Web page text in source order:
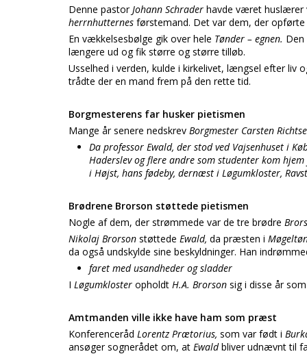
Denne pastorJohann Schrader havde været
herrnhutternes førstemand. Det var dem, der
En vækkelsesbølge gik over hele Tønder – egnen.
længere ud og fik større og større tilløb.
Usselhed i verden, kulde i kirkelivet, længsel efter liv
trådte der en mand frem på den rette tid.
Borgmesterens far husker pietismen
Mange år senere nedskrev Borgmester Carsten
Da professor Ewald, der stod ved Vajsenhuset i
Haderslev og flere andre som studenter kom
i Højst, hans fødeby, dernæst i Løgumkloster,
Brødrene Brorson støttede pietismen
Nogle af dem, der strømmede var de tre brødre
Nikolaj Brorson støttede Ewald, da præsten i
da også undskylde sine beskyldninger. Han
faret med usandheder og sladder
I Løgumkloster opholdt H.A. Brorson sig i disse år
Amtmanden ville ikke have ham som præst
Konferenceråd Lorentz Prætorius, som var født i
ansøger sognerådet om, at Ewaldbliver udnævnt til